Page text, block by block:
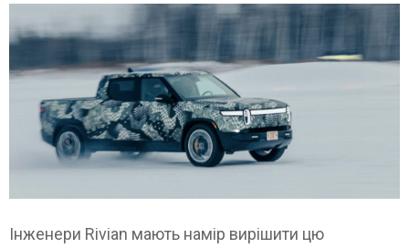
Інженери Rivian мають намір вирішити цю